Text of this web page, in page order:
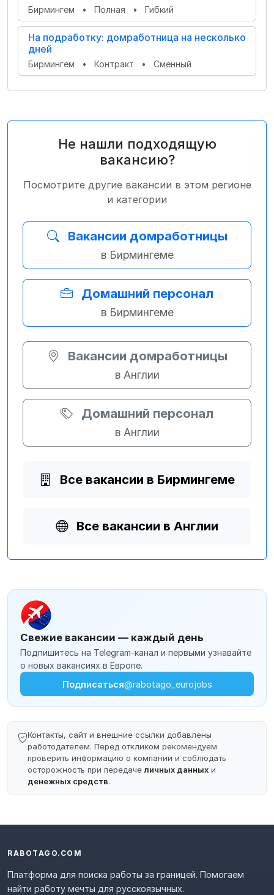
Бирмингем • Полная • Гибкий
На подработку: домработница на несколько
дней
Бирмингем • Контракт • Сменный
Не нашли подходящую
вакансию?
Посмотрите другие вакансии в этом регионе
и категории
Вакансии домработницы
в Бирмингеме
Домашний персонал
в Бирмингеме
Вакансии домработницы
в Англии
Домашний персонал
в Англии
Все вакансии в Бирмингеме
Все вакансии в Англии
Свежие вакансии — каждый день
Подпишитесь на Telegram-канал и первыми узнавайте
о новых вакансиях в Европе.
Подписаться@rabotago_eurojobs
Контакты, сайт и внешние ссылки добавлены
работодателем. Перед откликом рекомендуем
проверить информацию о компании и соблюдать
осторожность при передачеличных данных и
денежных средств.
RABOTAGO.COM
Платформа для поиска работы за границей. Помогаем
найти работу мечты для русскоязычных.